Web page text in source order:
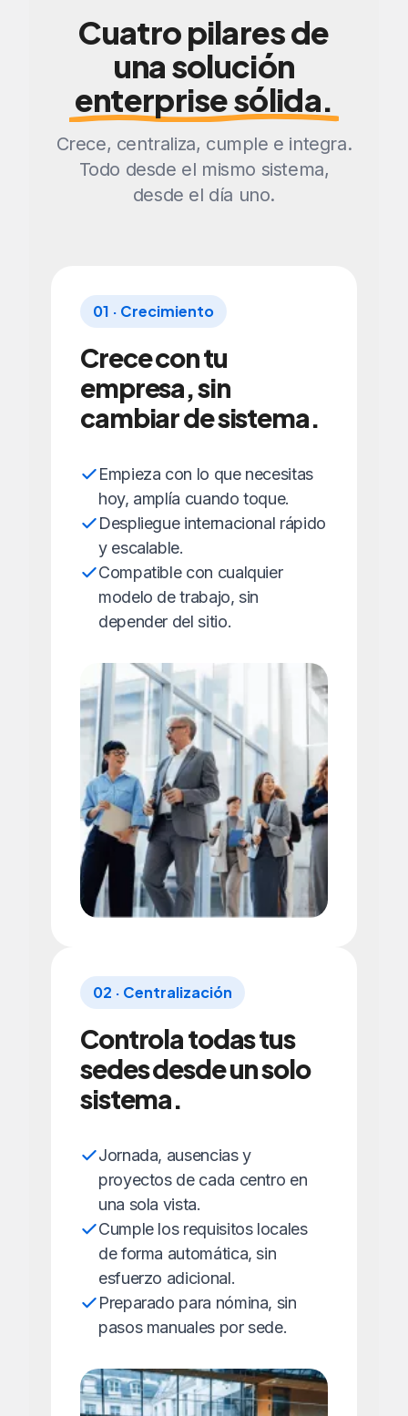
Cuatro pilares de
una solución
enterprise sólida.
Crece, centraliza, cumple e integra.
Todo desde el mismo sistema,
desde el día uno.
01 · Crecimiento
Crece con tu
empresa, sin
cambiar de sistema.
Empieza con lo que necesitas
hoy, amplía cuando toque.
Despliegue internacional rápido
y escalable.
Compatible con cualquier
modelo de trabajo, sin
depender del sitio.
02 · Centralización
Controla todas tus
sedes desde un solo
sistema.
Jornada, ausencias y
proyectos de cada centro en
una sola vista.
Cumple los requisitos locales
de forma automática, sin
esfuerzo adicional.
Preparado para nómina, sin
pasos manuales por sede.